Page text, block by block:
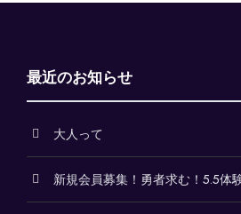
最近のお知らせ
大人って
新規会員募集！勇者求む！5.5体